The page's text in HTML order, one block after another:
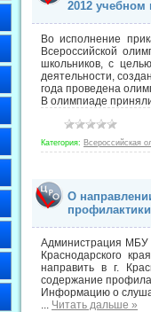
2012 учебном
Во исполнение
Всероссийской
школьников, с
деятельности,
года проведена
В олимпиаде
Категория: Всероссийская
О
Администрация МБУ
Краснодарского
направить в г.
содержание
Информацию о
... Читать дальше »